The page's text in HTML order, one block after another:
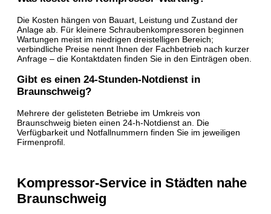
Die Kosten hängen von Bauart, Leistung und Zustand der
Anlage ab. Für kleinere Schraubenkompressoren beginnen
Wartungen meist im niedrigen dreistelligen Bereich;
verbindliche Preise nennt Ihnen der Fachbetrieb nach kurzer
Anfrage – die Kontaktdaten finden Sie in den Einträgen oben.
Gibt es einen 24-Stunden-Notdienst in
Braunschweig?
Mehrere der gelisteten Betriebe im Umkreis von
Braunschweig bieten einen 24-h-Notdienst an. Die
Verfügbarkeit und Notfallnummern finden Sie im jeweiligen
Firmenprofil.
Kompressor-Service in Städten nahe
Braunschweig